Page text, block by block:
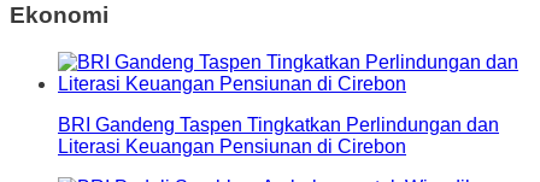
Ekonomi
BRI Gandeng Taspen Tingkatkan Perlindungan dan
Literasi Keuangan Pensiunan di Cirebon